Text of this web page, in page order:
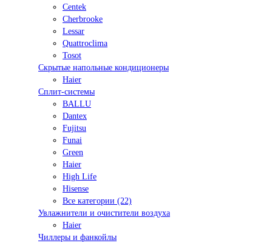
Centek
Cherbrooke
Lessar
Quattroclima
Tosot
Скрытые напольные кондиционеры
Haier
Сплит-системы
BALLU
Dantex
Fujitsu
Funai
Green
Haier
High Life
Hisense
Все категории (22)
Увлажнители и очистители воздуха
Haier
Чиллеры и фанкойлы